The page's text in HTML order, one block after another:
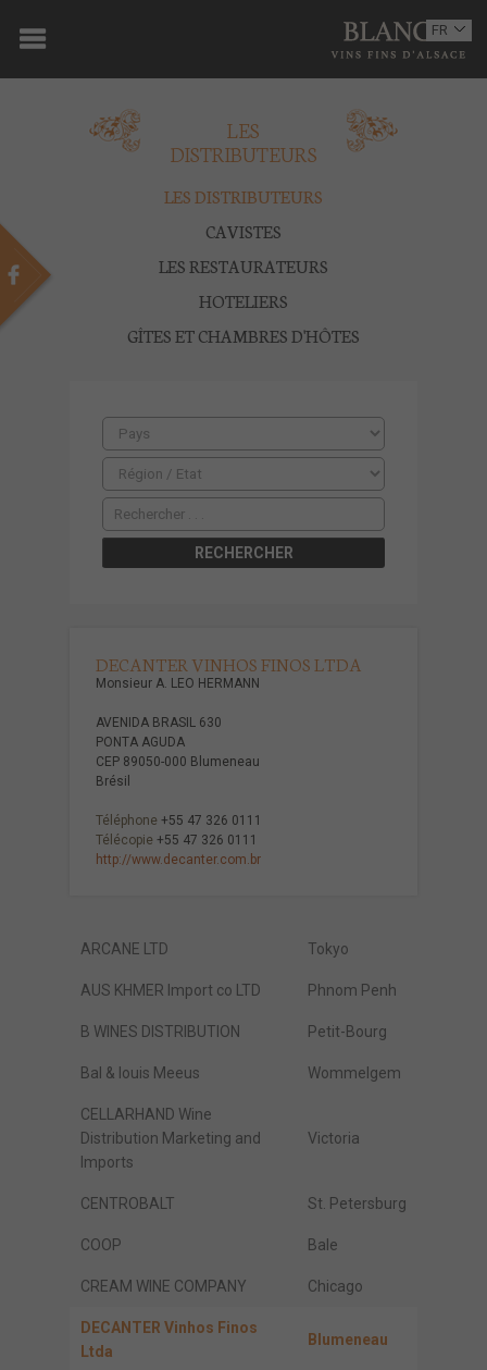
DOMAINE
OENOTOURISME
BOUTIQUE
PRESSE
CONTACT
FR
EN
LES
DISTRIBUTEURS
LES DISTRIBUTEURS
CAVISTES
LES RESTAURATEURS
HOTELIERS
GÎTES ET CHAMBRES D'HÔTES
DECANTER VINHOS FINOS LTDA
Monsieur A. LEO HERMANN
AVENIDA BRASIL 630
PONTA AGUDA
CEP 89050-000 Blumeneau
Brésil
Téléphone +55 47 326 0111
Télécopie +55 47 326 0111
http://www.decanter.com.br
ARCANE LTD Tokyo
AUS KHMER Import co LTD Phnom Penh
B WINES DISTRIBUTION Petit-Bourg
Bal & louis Meeus Wommelgem
CELLARHAND Wine
Distribution Marketing and
Imports
Victoria
CENTROBALT St. Petersburg
COOP Bale
CREAM WINE COMPANY Chicago
DECANTER Vinhos Finos
Ltda
Blumeneau